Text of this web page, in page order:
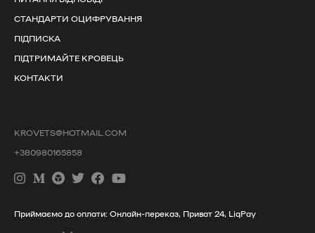
СТАНДАРТИ ОЦИФРУВАННЯ
ПІДПИСКА
ПІДТРИМАЙТЕ КРОВЕЦЬ
КОНТАКТИ
KROVETS@HOTMAIL.COM
+380980165858
Приймаємо до оплати: Онлайн-переказ, Приват 24, LiqPay